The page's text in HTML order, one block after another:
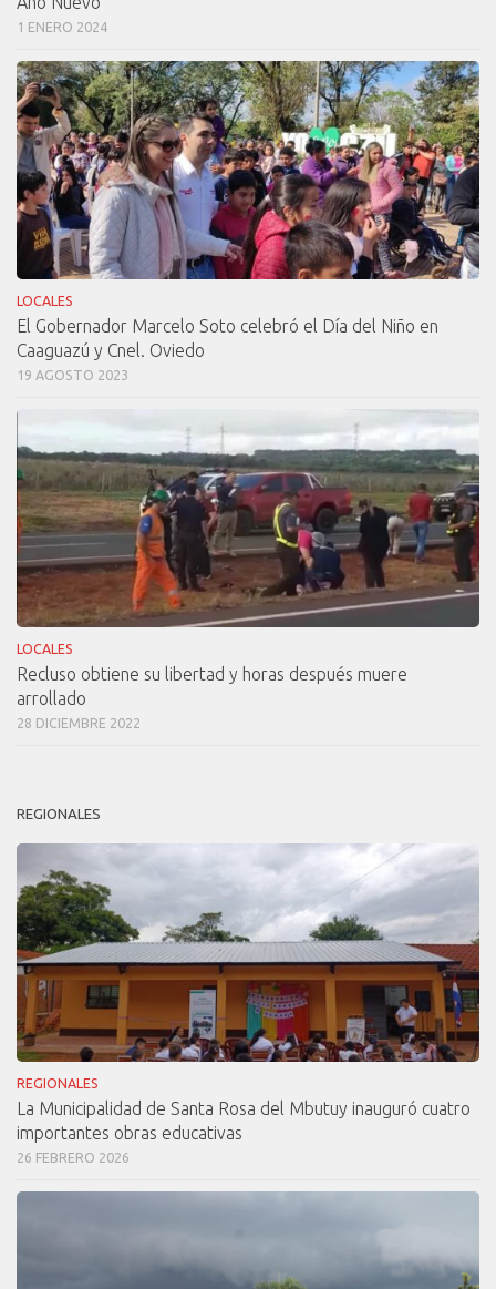
1 ENERO 2024
LOCALES
El Gobernador Marcelo Soto celebró el Día del Niño en
Caaguazú y Cnel. Oviedo
19 AGOSTO 2023
LOCALES
Recluso obtiene su libertad y horas después muere
arrollado
28 DICIEMBRE 2022
REGIONALES
REGIONALES
La Municipalidad de Santa Rosa del Mbutuy inauguró cuatro
importantes obras educativas
26 FEBRERO 2026